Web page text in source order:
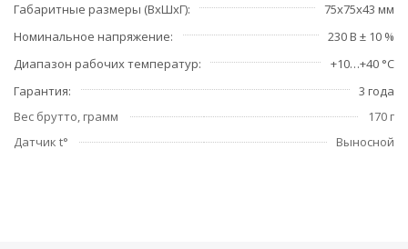
Габаритные размеры (ВхШхГ)
75х75х43 мм
Номинальное напряжение
230 В ± 10 %
Диапазон рабочих температур
+10…+40 °C
Гарантия
3 года
Вес брутто, грамм
170 г
Датчик t°
Выносной